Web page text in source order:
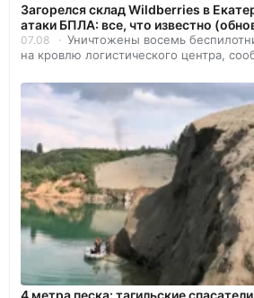
Загорелся склад Wildberries в
атаки БПЛА: все, что известно
07.08
Уничтожены восемь
на кровлю логистического центра,